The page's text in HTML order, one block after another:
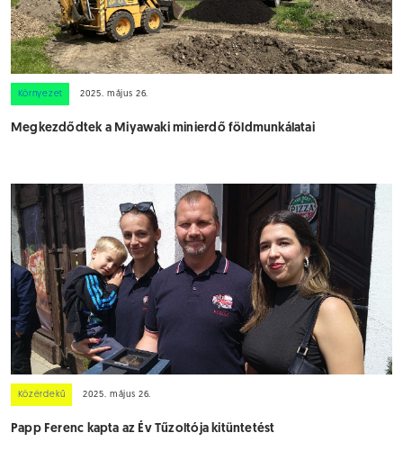
Környezet 2025. május 26.
Megkezdődtek a Miyawaki minierdő földmunkálatai
Közérdekű 2025. május 26.
Papp Ferenc kapta az Év Tűzoltója kitüntetést